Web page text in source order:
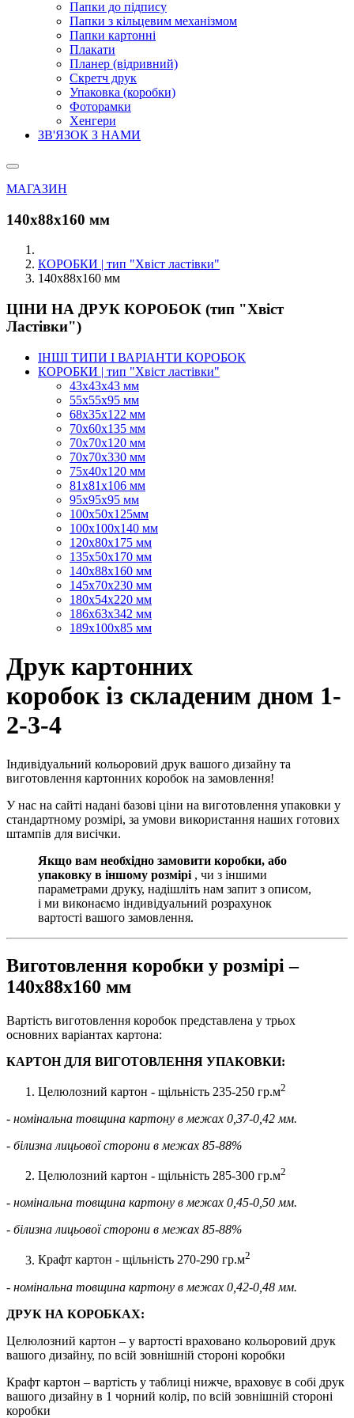
Папки до підпису
Папки з кільцевим механізмом
Папки картонні
Плакати
Планер (відривний)
Скретч друк
Упаковка (коробки)
Фоторамки
Хенгери
ЗВ'ЯЗОК З НАМИ
МАГАЗИН
140х88х160 мм
КОРОБКИ | тип "Хвіст ластівки"
140х88х160 мм
ЦІНИ НА ДРУК КОРОБОК (тип "Хвіст
Ластівки")
ІНШІ ТИПИ І ВАРІАНТИ КОРОБОК
КОРОБКИ | тип "Хвіст ластівки"
43х43х43 мм
55х55х95 мм
68х35х122 мм
70х60х135 мм
70х70х120 мм
70х70х330 мм
75х40х120 мм
81х81х106 мм
95х95х95 мм
100х50х125мм
100х100х140 мм
120х80х175 мм
135х50х170 мм
140х88х160 мм
145х70х230 мм
180х54х220 мм
186х63х342 мм
189х100х85 мм
Друк картонних
коробок із складеним дном 1-
2-3-4
Індивідуальний кольоровий друк вашого дизайну та
виготовлення картонних коробок на замовлення!
У нас на сайті надані базові ціни на виготовлення упаковки у
стандартному розмірі, за умови використання наших готових
штампів для висічки.
Якщо вам необхідно замовити коробки, або
упаковку в іншому розмірі , чи з іншими
параметрами друку, надішліть нам запит з описом,
і ми виконаємо індивідуальний розрахунок
вартості вашого замовлення.
Виготовлення коробки у розмірі –
140х88х160 мм
Вартість виготовлення коробок представлена у трьох
основних варіантах картона:
КАРТОН ДЛЯ ВИГОТОВЛЕННЯ УПАКОВКИ:
Целюлозний картон - щільність 235-250 гр.м2
- номінальна товщина картону в межах 0,37-0,42 мм.
- білизна лицьової сторони в межах 85-88%
Целюлозний картон - щільність 285-300 гр.м2
- номінальна товщина картону в межах 0,45-0,50 мм.
- білизна лицьової сторони в межах 85-88%
Крафт картон - щільність 270-290 гр.м2
- номінальна товщина картону в межах 0,42-0,48 мм.
ДРУК НА КОРОБКАХ:
Целюлозний картон – у вартості враховано кольоровий друк
вашого дизайну, по всій зовнішній стороні коробки
Крафт картон – вартість у таблиці нижче, враховує в собі друк
вашого дизайну в 1 чорний колір, по всій зовнішній стороні
коробки